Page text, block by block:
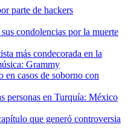
parte de hackers
condolencias por la muerte
más condecorada en la
Grammy
casos de soborno con
personas en Turquía: México
que generó controversia